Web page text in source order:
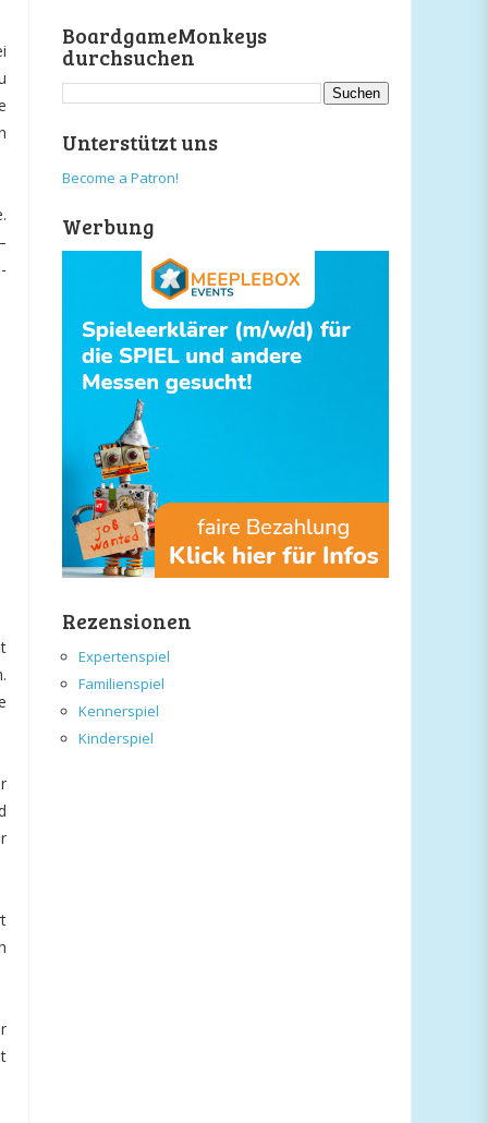
BoardgameMonkeys
durchsuchen
Unterstützt uns
Become a Patron!
Werbung
Rezensionen
Expertenspiel
Familienspiel
Kennerspiel
Kinderspiel